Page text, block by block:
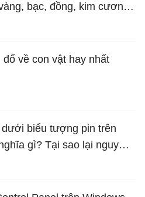
bạc, đồng, kim cương
đố về con vật hay nhất
dưới biểu tượng pin trên
gì? Tại sao lại nguy